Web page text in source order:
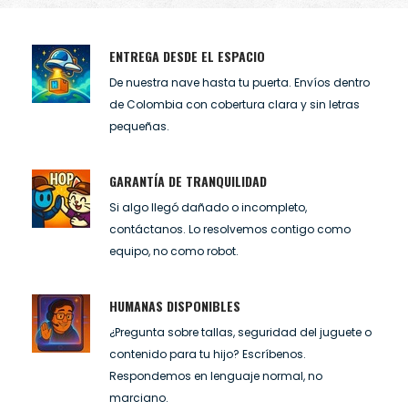
ENTREGA DESDE EL ESPACIO
De nuestra nave hasta tu puerta. Envíos dentro
de Colombia con cobertura clara y sin letras
pequeñas.
GARANTÍA DE TRANQUILIDAD
Si algo llegó dañado o incompleto,
contáctanos. Lo resolvemos contigo como
equipo, no como robot.
HUMANAS DISPONIBLES
¿Pregunta sobre tallas, seguridad del juguete o
contenido para tu hijo? Escríbenos.
Respondemos en lenguaje normal, no
marciano.